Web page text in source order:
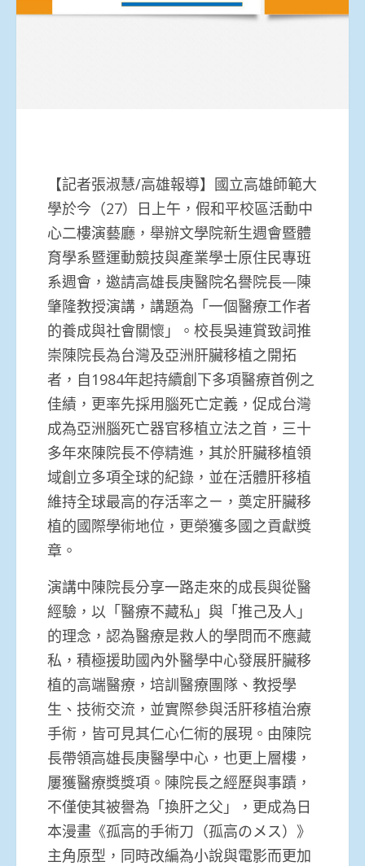
【記者張淑慧/高雄報導】國立高雄師範大
學於今（27）日上午，假和平校區活動中
心二樓演藝廳，舉辦文學院新生週會暨體
育學系暨運動競技與產業學士原住民專班
系週會，邀請高雄長庚醫院名譽院長—陳
肇隆教授演講，講題為「一個醫療工作者
的養成與社會關懷」。校長吳連賞致詞推
崇陳院長為台灣及亞洲肝臟移植之開拓
者，自1984年起持續創下多項醫療首例之
佳績，更率先採用腦死亡定義，促成台灣
成為亞洲腦死亡器官移植立法之首，三十
多年來陳院長不停精進，其於肝臟移植領
域創立多項全球的紀錄，並在活體肝移植
維持全球最高的存活率之ㄧ，奠定肝臟移
植的國際學術地位，更榮獲多國之貢獻獎
章。
演講中陳院長分享一路走來的成長與從醫
經驗，以「醫療不藏私」與「推己及人」
的理念，認為醫療是救人的學問而不應藏
私，積極援助國內外醫學中心發展肝臟移
植的高端醫療，培訓醫療團隊、教授學
生、技術交流，並實際參與活肝移植治療
手術，皆可見其仁心仁術的展現。由陳院
長帶領高雄長庚醫學中心，也更上層樓，
屢獲醫療獎獎項。陳院長之經歷與事蹟，
不僅使其被譽為「換肝之父」，更成為日
本漫畫《孤高的手術刀（孤高のメス）》
主角原型，同時改編為小說與電影而更加